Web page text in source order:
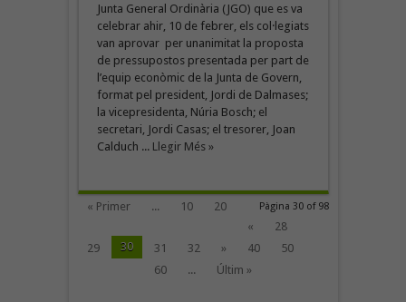
Junta General Ordinària (JGO) que es va
celebrar ahir, 10 de febrer, els col·legiats
van aprovar per unanimitat la proposta
de pressupostos presentada per part de
l’equip econòmic de la Junta de Govern,
format pel president, Jordi de Dalmases;
la vicepresidenta, Núria Bosch; el
secretari, Jordi Casas; el tresorer, Joan
Calduch ... Llegir Més »
Pàgina 30 of 98
« Primer ... 10
20
«
28
29
30 31 32 » 40
50
60
... Últim »